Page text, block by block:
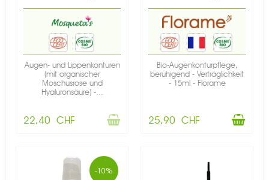
Augen- und Lippenkonturen
(mit organischer
Moschusrose und
Hyaluronsäure) -...
22,40 CHF
Bio-Augenkonturpflege,
beruhigend - Verträglichkeit
- 15ml - Florame
25,90 CHF
-10%